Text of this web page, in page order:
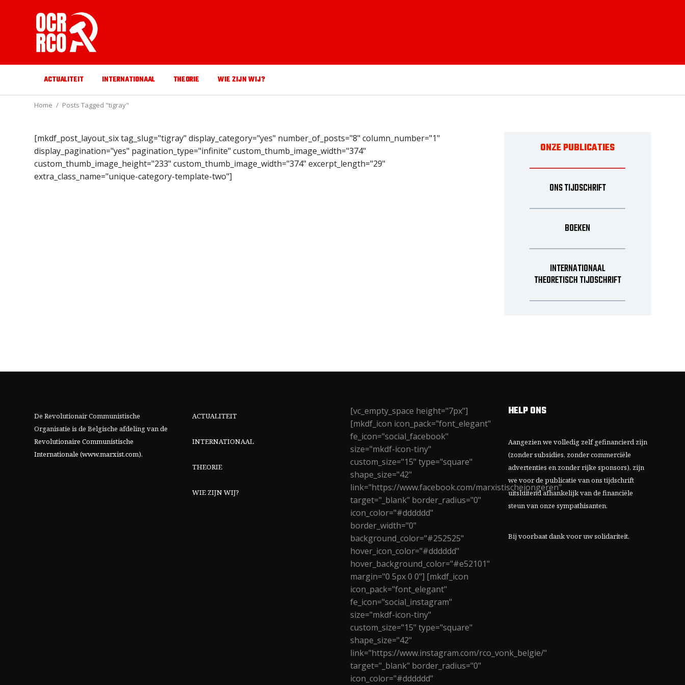
ACTUALITEIT INTERNATIONAAL THEORIE WIE ZIJN WIJ?
Home Posts Tagged "tigray"
[mkdf_post_layout_six tag_slug="tigray" display_category="yes" number_of_posts="8" column_number="1"
display_pagination="yes" pagination_type="infinite" custom_thumb_image_width="374"
custom_thumb_image_height="233" custom_thumb_image_width="374" excerpt_length="29"
extra_class_name="unique-category-template-two"]
ONZE PUBLICATIES
ONS TIJDSCHRIFT
BOEKEN
INTERNATIONAAL
THEORETISCH TIJDSCHRIFT
De Revolutionair Communistische
Organisatie is de Belgische afdeling vande
Revolutionaire Communistische
Internationale (www.marxist.com).
ACTUALITEIT
INTERNATIONAAL
THEORIE
WIE ZIJN WIJ?
[vc_empty_space height="7px"]
[mkdf_icon icon_pack="font_elegant"
fe_icon="social_facebook"
size="mkdf-icon-tiny"
custom_size="15" type="square"
shape_size="42"
link="https://www.facebook.com/marxistischejongeren"
target="_blank" border_radius="0"
icon_color="#dddddd"
border_width="0"
background_color="#252525"
hover_icon_color="#dddddd"
hover_background_color="#e52101"
margin="0 5px 0 0"] [mkdf_icon
icon_pack="font_elegant"
fe_icon="social_instagram"
size="mkdf-icon-tiny"
custom_size="15" type="square"
shape_size="42"
link="https://www.instagram.com/rco_vonk_belgie/"
target="_blank" border_radius="0"
icon_color="#dddddd"
HELP ONS
Aangezien we volledig zelf gefinancierd zijn
(zonder subsidies, zonder commerciële
advertenties en zonder rijke sponsors), zijn
we voor de publicatie van ons tijdschrift
uitsluitend afhankelijk van de financiële
steun van onze sympathisanten.
Bij voorbaat dank voor uw solidariteit.